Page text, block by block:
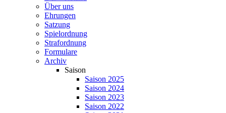
Über uns
Ehrungen
Satzung
Spielordnung
Strafordnung
Formulare
Archiv
Saison
Saison 2025
Saison 2024
Saison 2023
Saison 2022